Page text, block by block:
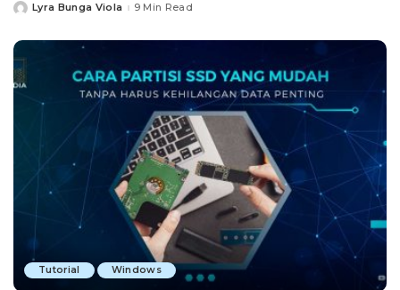
PostedLyra Bunga Viola 9 Min Read
Tutorial Windows